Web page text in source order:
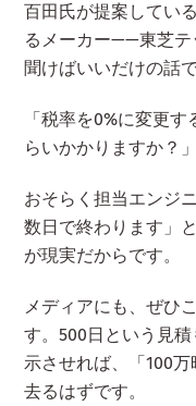
百田氏が提案してい
るメーカー——東芝テ
聞けばいいだけの話で
「税率を0%に変更
らいかかりますか？」
おそらく担当エンジ
数日で終わります」
が現実だからです。
メディアにも、ぜひ
す。500日という見
示させれば、「100
去るはずです。